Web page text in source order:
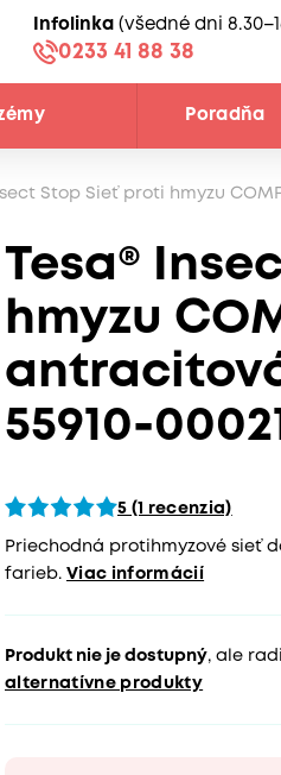
Infolinka (všedné dni
0233 41 88 38
Poradňa
Stop Sieť proti hmyzu
Tesa®
hmyzu
antracitová
55910-
5 (1 recenzia)
Priechodná protihmyzové sieť
farieb. Viac informácií
Produkt nie je dostupný, ale
alternatívne produkty